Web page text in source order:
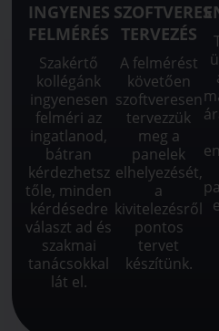
INGYENES
FELMÉRÉS
Szakértő
kollégánk
ingyenesen
felméri az
ingatlanod,
bátran
kérdezhetsz
tőle, minden
kérdésedre
választ ad és
szakmai
tanácsokkal
lát el.
SZOFTVERES
TERVEZÉS
A felmérést
követően
szoftveresen
tervezzük
meg a
panelek
elhelyezését,
a
kivitelezésről
pontos
tervet
készítünk.